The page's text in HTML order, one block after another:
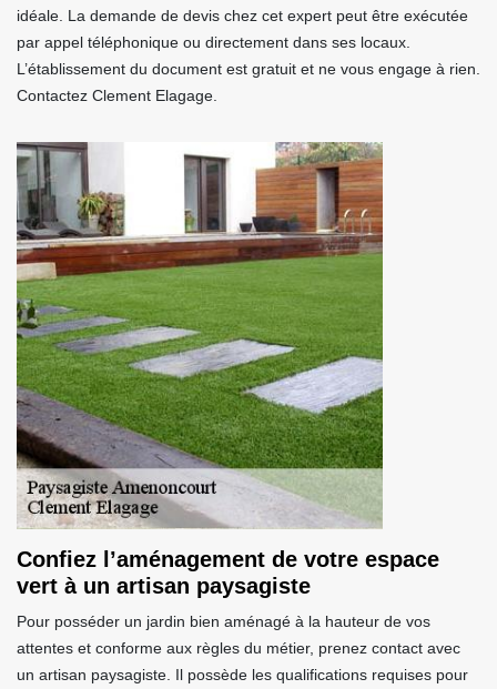
idéale. La demande de devis chez cet expert peut être exécutée
par appel téléphonique ou directement dans ses locaux.
L’établissement du document est gratuit et ne vous engage à rien.
Contactez Clement Elagage.
Confiez l’aménagement de votre espace
vert à un artisan paysagiste
Pour posséder un jardin bien aménagé à la hauteur de vos
attentes et conforme aux règles du métier, prenez contact avec
un artisan paysagiste. Il possède les qualifications requises pour